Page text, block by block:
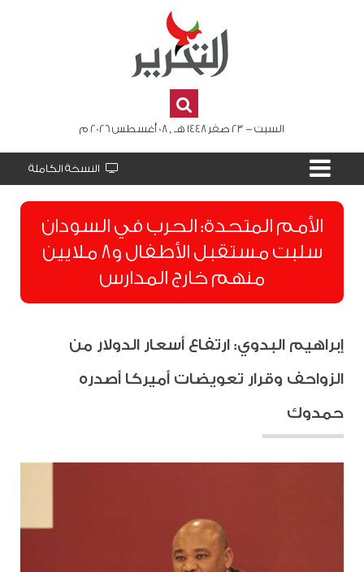
السبت - 23 صفر 1448 هـ , 08 أغسطس 2026 م
النسخة الكاملة
الأمم المتحدة: الحرب في السودان
سلبت مستقبل الأطفال و8 ملايين
منهم خارج المدارس
إبراهيم البدوي: ارتفاع أسعار الدولار من
الزواحف وقرار تعويضات أميركا أصدره
حمدوك